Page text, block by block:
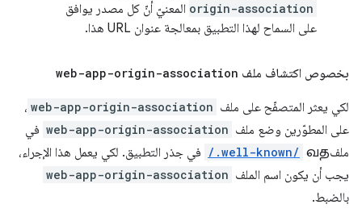
origin-association المعنيّ أنّ كل مصدر يوافق
على السماح لهذا التطبيق بمعالجة عنوان URL هذا.
بخصوص اكتشاف ملف web-app-origin-association
لكي يعثر المتصفّح على ملف web-app-origin-association ،
على المطوّرين وضع ملف web-app-origin-association في
ملفவத
/.well-known/ في جذر التطبيق. لكي يعمل هذا الإجراء،
يجب أن يكون اسم الملف web-app-origin-association
بالضبط.